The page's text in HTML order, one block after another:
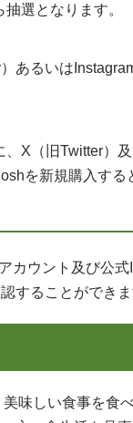
選となります。
あるいは
X（旧Twitter）
を新規購入す
カウント及び公
することができま
美味しい食事を食